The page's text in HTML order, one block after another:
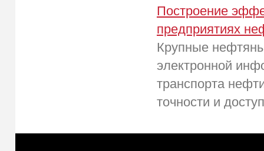
Построение
предприятиях
Крупные
электронной
транспорта
точности и